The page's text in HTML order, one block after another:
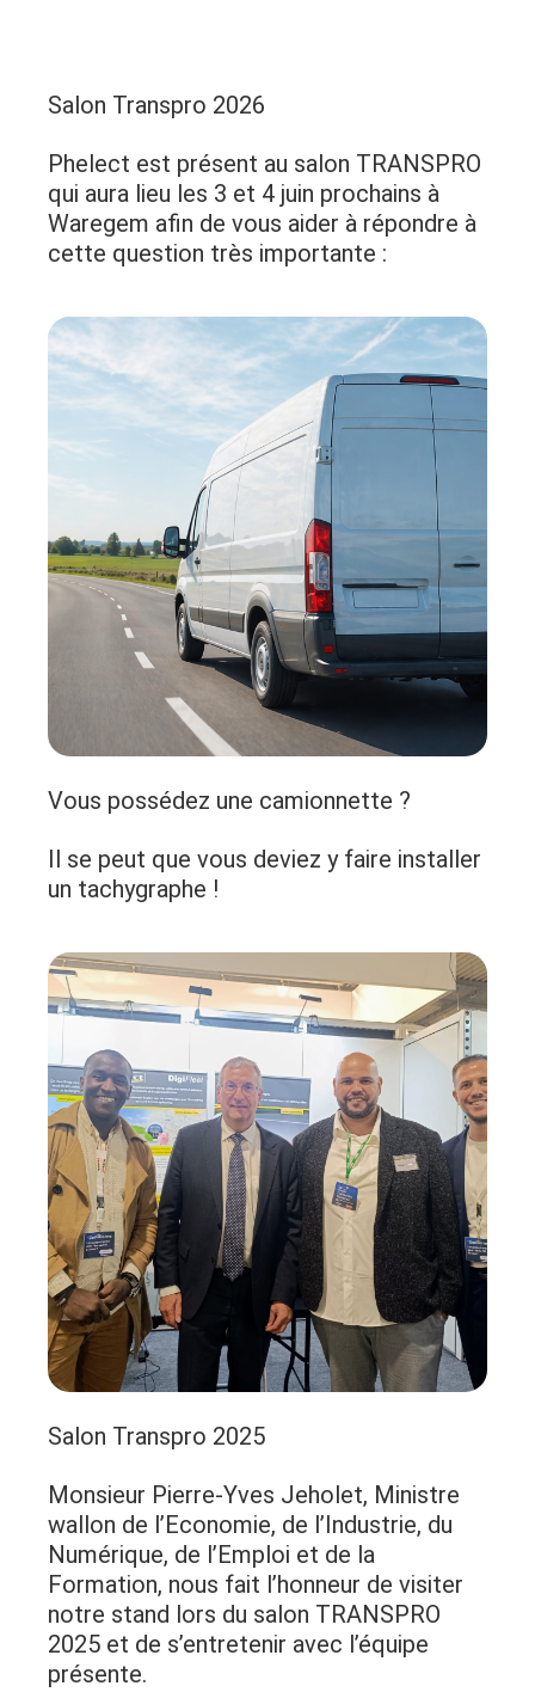
Salon Transpro 2026
Phelect est présent au salon TRANSPRO
qui aura lieu les 3 et 4 juin prochains à
Waregem afin de vous aider à répondre à
cette question très importante :
Vous possédez une camionnette ?
Il se peut que vous deviez y faire installer
un tachygraphe !
Salon Transpro 2025
Monsieur Pierre-Yves Jeholet, Ministre
wallon de l’Economie, de l’Industrie, du
Numérique, de l’Emploi et de la
Formation, nous fait l’honneur de visiter
notre stand lors du salon TRANSPRO
2025 et de s’entretenir avec l’équipe
présente.